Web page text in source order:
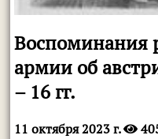
Воспоминания
армии об
– 16 гг.
11 октября 2023 г.